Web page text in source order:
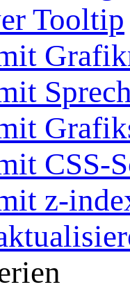
Tooltip
CSS-
z-